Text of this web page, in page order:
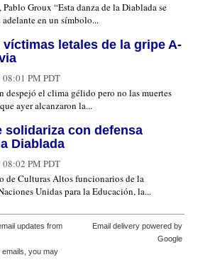
Groux “Esta danza de la Diablada se
en un símbolo...
víctimas letales de la gripe A-
PM PDT
despejó el clima gélido pero no las muertes
ayer alcanzaron la...
solidariza con defensa
Diablada
PM PDT
de Culturas Altos funcionarios de la
Unidas para la Educación, la...
updates from
you may
Email delivery powered by
Google